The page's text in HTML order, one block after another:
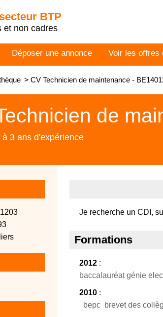
BTP
et non cadres
Déposer une annonce Voir les offres
> CV Technicien de maintenance -
de
à 3 ans d'expérience
Je recherche un CDI,
Formations
2012 :
baccalauréat génie
2010 :
bepc brevet des